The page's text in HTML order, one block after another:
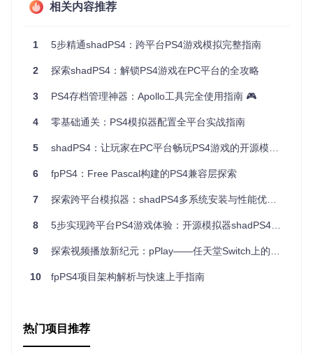
必要的焊接技能。
3、应用场景
对于拥有PS4的硬核玩家和技术爱好者，这款工具能够帮助他
更安全地备份和恢复系统数据。
自定义系统设置，优化性能。
件探索。
4、项目特点
高效读写：所有操作都在内存中即时完成，无需重复的闪存
读写。
简单连接：通过简单的线缆配置即可进行操作，降低了入门
门槛。
：提供详细的YouTube教程，让用户轻松上手。
持续更新：开发者在Twitter上分享最新的更新和教程信息，
Tube频道。如果你喜欢他们的工作，并希望支持他们进行更多
研发，可以通过PayPal捐赠。
相关内容推荐
1 5步精通shadPS4：跨平台PS4游戏模拟完整指南
2 探索shadPS4：解锁PS4游戏在PC平台的全攻略
3 PS4存档管理神器：Apollo工具完全使用指南 🎮
4 零基础通关：PS4模拟器配置全平台实战指南
5 shadPS4：让玩家在PC平台畅玩PS4游戏的开源模拟器方案
6 fpPS4：Free Pascal构建的PS4兼容层探索
7 探索跨平台模拟器：shadPS4多系统安装与性能优化技术指南
8 5步实现跨平台PS4游戏体验：开源模拟器shadPS4完全指南
9 探索视频播放新纪元：pPlay——任天堂Switch上的多媒体宝藏
10 fpPS4项目架构解析与快速上手指南
热门项目推荐